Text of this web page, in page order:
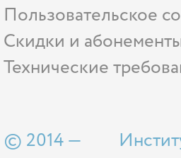
Пользовательское
Скидки и
Технические
© 2014 —